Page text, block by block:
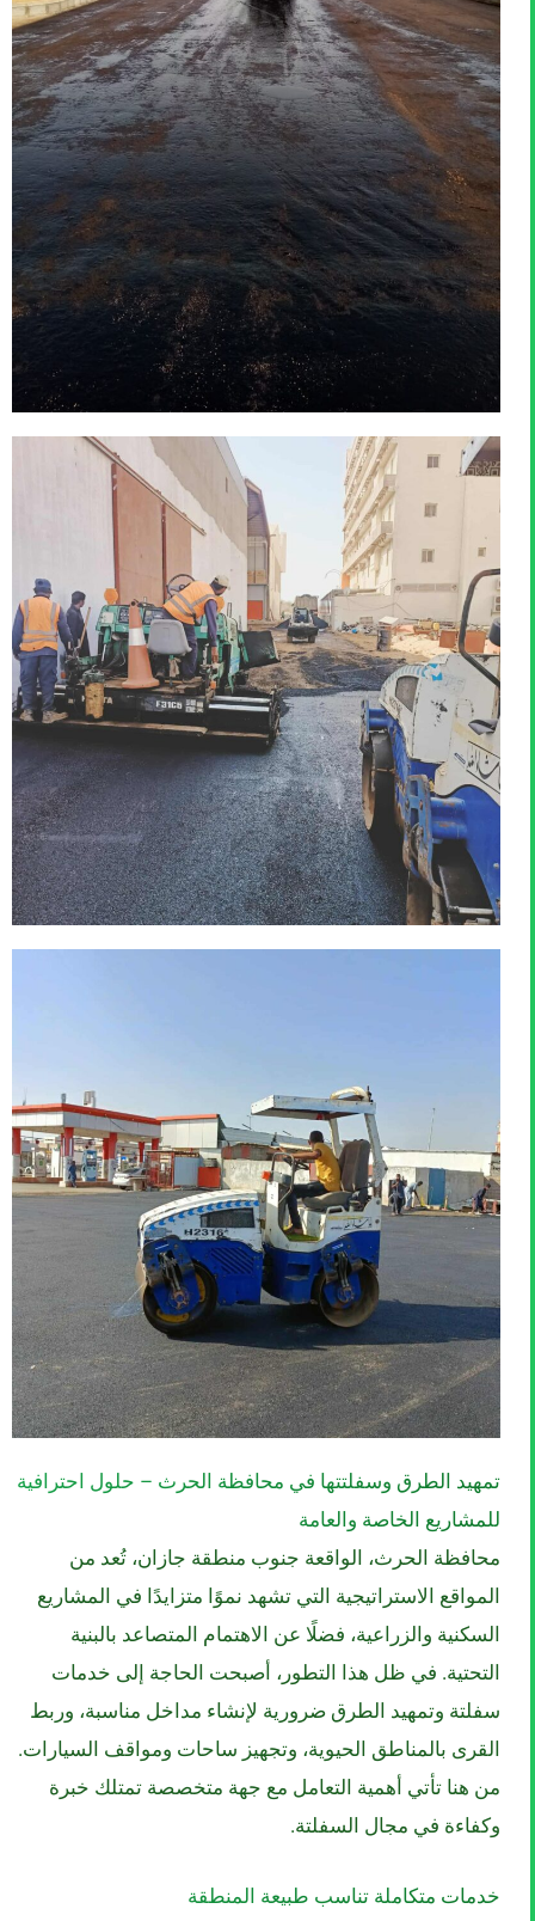
تمهيد الطرق وسفلتتها في محافظة الحرث – حلول احترافية
للمشاريع الخاصة والعامة
محافظة الحرث، الواقعة جنوب منطقة جازان، تُعد من
المواقع الاستراتيجية التي تشهد نموًا متزايدًا في المشاريع
السكنية والزراعية، فضلًا عن الاهتمام المتصاعد بالبنية
التحتية. في ظل هذا التطور، أصبحت الحاجة إلى خدمات
سفلتة وتمهيد الطرق ضرورية لإنشاء مداخل مناسبة، وربط
القرى بالمناطق الحيوية، وتجهيز ساحات ومواقف السيارات.
من هنا تأتي أهمية التعامل مع جهة متخصصة تمتلك خبرة
وكفاءة في مجال السفلتة.
خدمات متكاملة تناسب طبيعة المنطقة